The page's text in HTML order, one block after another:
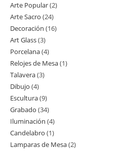
Arte Popular 22
Arte Sacro 2424
productos
Decoración 1616
Art Glass 33
productos
Porcelana 44
productos
Relojes de Mesa 11
Talavera 33
Dibujo 44
productos
Escultura 99
productos
Grabado 3434
productos
Iluminación 44
productos
Candelabro 11
producto
Lamparas de Mesa 22